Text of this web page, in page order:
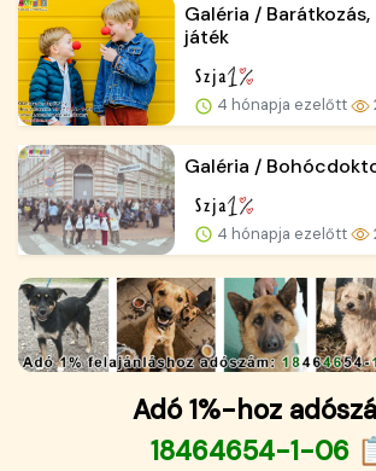
Galéria /
játék
4 hónapja ezelőtt
Galéria /
4 hónapja ezelőtt
Adó 1%-hoz
18464654-1-06